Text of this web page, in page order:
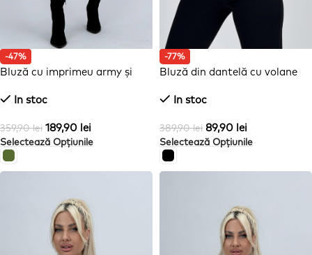
-47%
Bluză cu imprimeu army și
In stoc
359,90lei 189,90 lei
Selectează Opțiunile
-77%
Bluză din dantelă cu volane
In stoc
389,90lei 89,90 lei
Selectează Opțiunile